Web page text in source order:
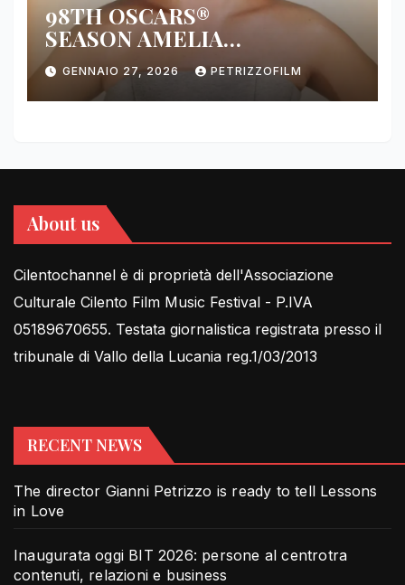
98TH OSCARS®
SEASON AMELIA
DIMOLDENBERG RETURNS
FOR THIRD YEAR
GENNAIO 27, 2026 PETRIZZOFILM
About us
Cilentochannel è di proprietà dell'Associazione
Culturale Cilento Film Music Festival - P.IVA
05189670655. Testata giornalistica registrata presso il
tribunale di Vallo della Lucania reg.1/03/2013
RECENT NEWS
The director Gianni Petrizzo is ready to tell Lessons
in Love
Inaugurata oggi BIT 2026: persone al centrotra
contenuti, relazioni e business